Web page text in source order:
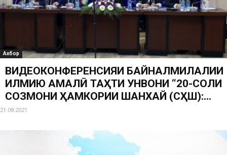
Ахбор
ВИДЕОКОНФЕРЕНСИЯИ БАЙНАЛМИЛАЛИИ
ИЛМИЮ АМАЛӢ ТАҲТИ УНВОНИ “20-СОЛИ
СОЗМОНИ ҲАМКОРИИ ШАНХАЙ (СҲШ):...
21.08.2021